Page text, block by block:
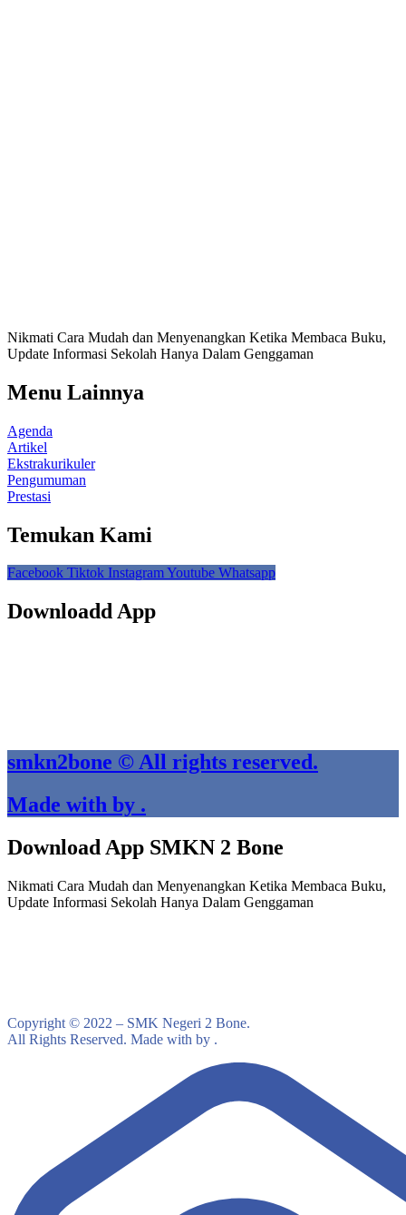
Nikmati Cara Mudah dan Menyenangkan Ketika Membaca Buku,
Update Informasi Sekolah Hanya Dalam Genggaman
Menu Lainnya
Agenda
Artikel
Ekstrakurikuler
Pengumuman
Prestasi
Temukan Kami
Facebook Tiktok InstagramYoutube Whatsapp
Downloadd App
smkn2bone © All rights reserved.
Made with by .
Download App SMKN 2 Bone
Nikmati Cara Mudah dan Menyenangkan Ketika Membaca Buku,
Update Informasi Sekolah Hanya Dalam Genggaman
Copyright © 2022 – SMK Negeri 2 Bone.
All Rights Reserved. Made with by .